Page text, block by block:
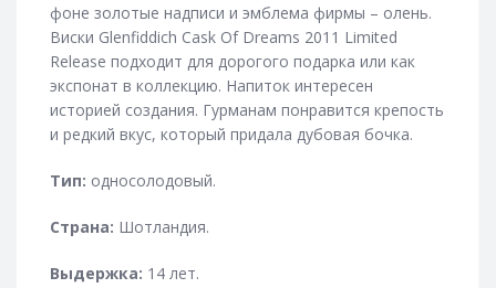
фоне золотые надписи и эмблема фирмы – олень.
Виски Glenfiddich Cask Of Dreams 2011 Limited
Release подходит для дорогого подарка или как
экспонат в коллекцию. Напиток интересен
историей создания. Гурманам понравится крепость
и редкий вкус, который придала дубовая бочка.
Тип: односолодовый.
Страна: Шотландия.
Выдержка: 14 лет.